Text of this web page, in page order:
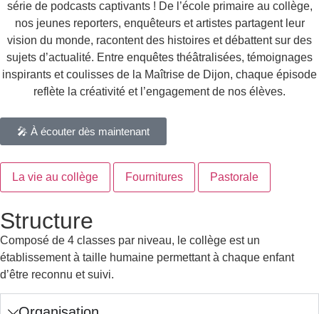
série de podcasts captivants ! De l’école primaire au collège,
nos jeunes reporters, enquêteurs et artistes partagent leur
vision du monde, racontent des histoires et débattent sur des
sujets d’actualité. Entre enquêtes théâtralisées, témoignages
inspirants et coulisses de la Maîtrise de Dijon, chaque épisode
reflète la créativité et l’engagement de nos élèves.
🎤 À écouter dès maintenant
La vie au collège Fournitures Pastorale
Structure
Composé de 4 classes par niveau, le collège est un
établissement à taille humaine permettant à chaque enfant
d’être reconnu et suivi.